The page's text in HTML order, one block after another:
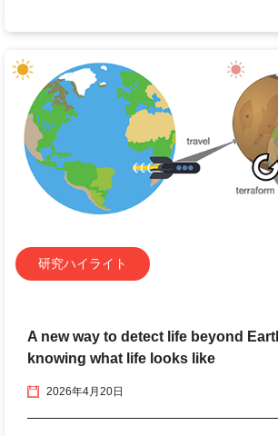
研究ハイライト
A new way to detect life beyond
knowing what life looks like
2026年4月20日